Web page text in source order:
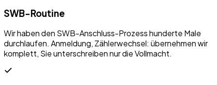
SWB-Routine
Wir haben den SWB-Anschluss-Prozess hunderte Male
durchlaufen. Anmeldung, Zählerwechsel: übernehmen wir
komplett, Sie unterschreiben nur die Vollmacht.